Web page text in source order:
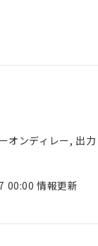
オンディレー, 出
00:00 情報更新